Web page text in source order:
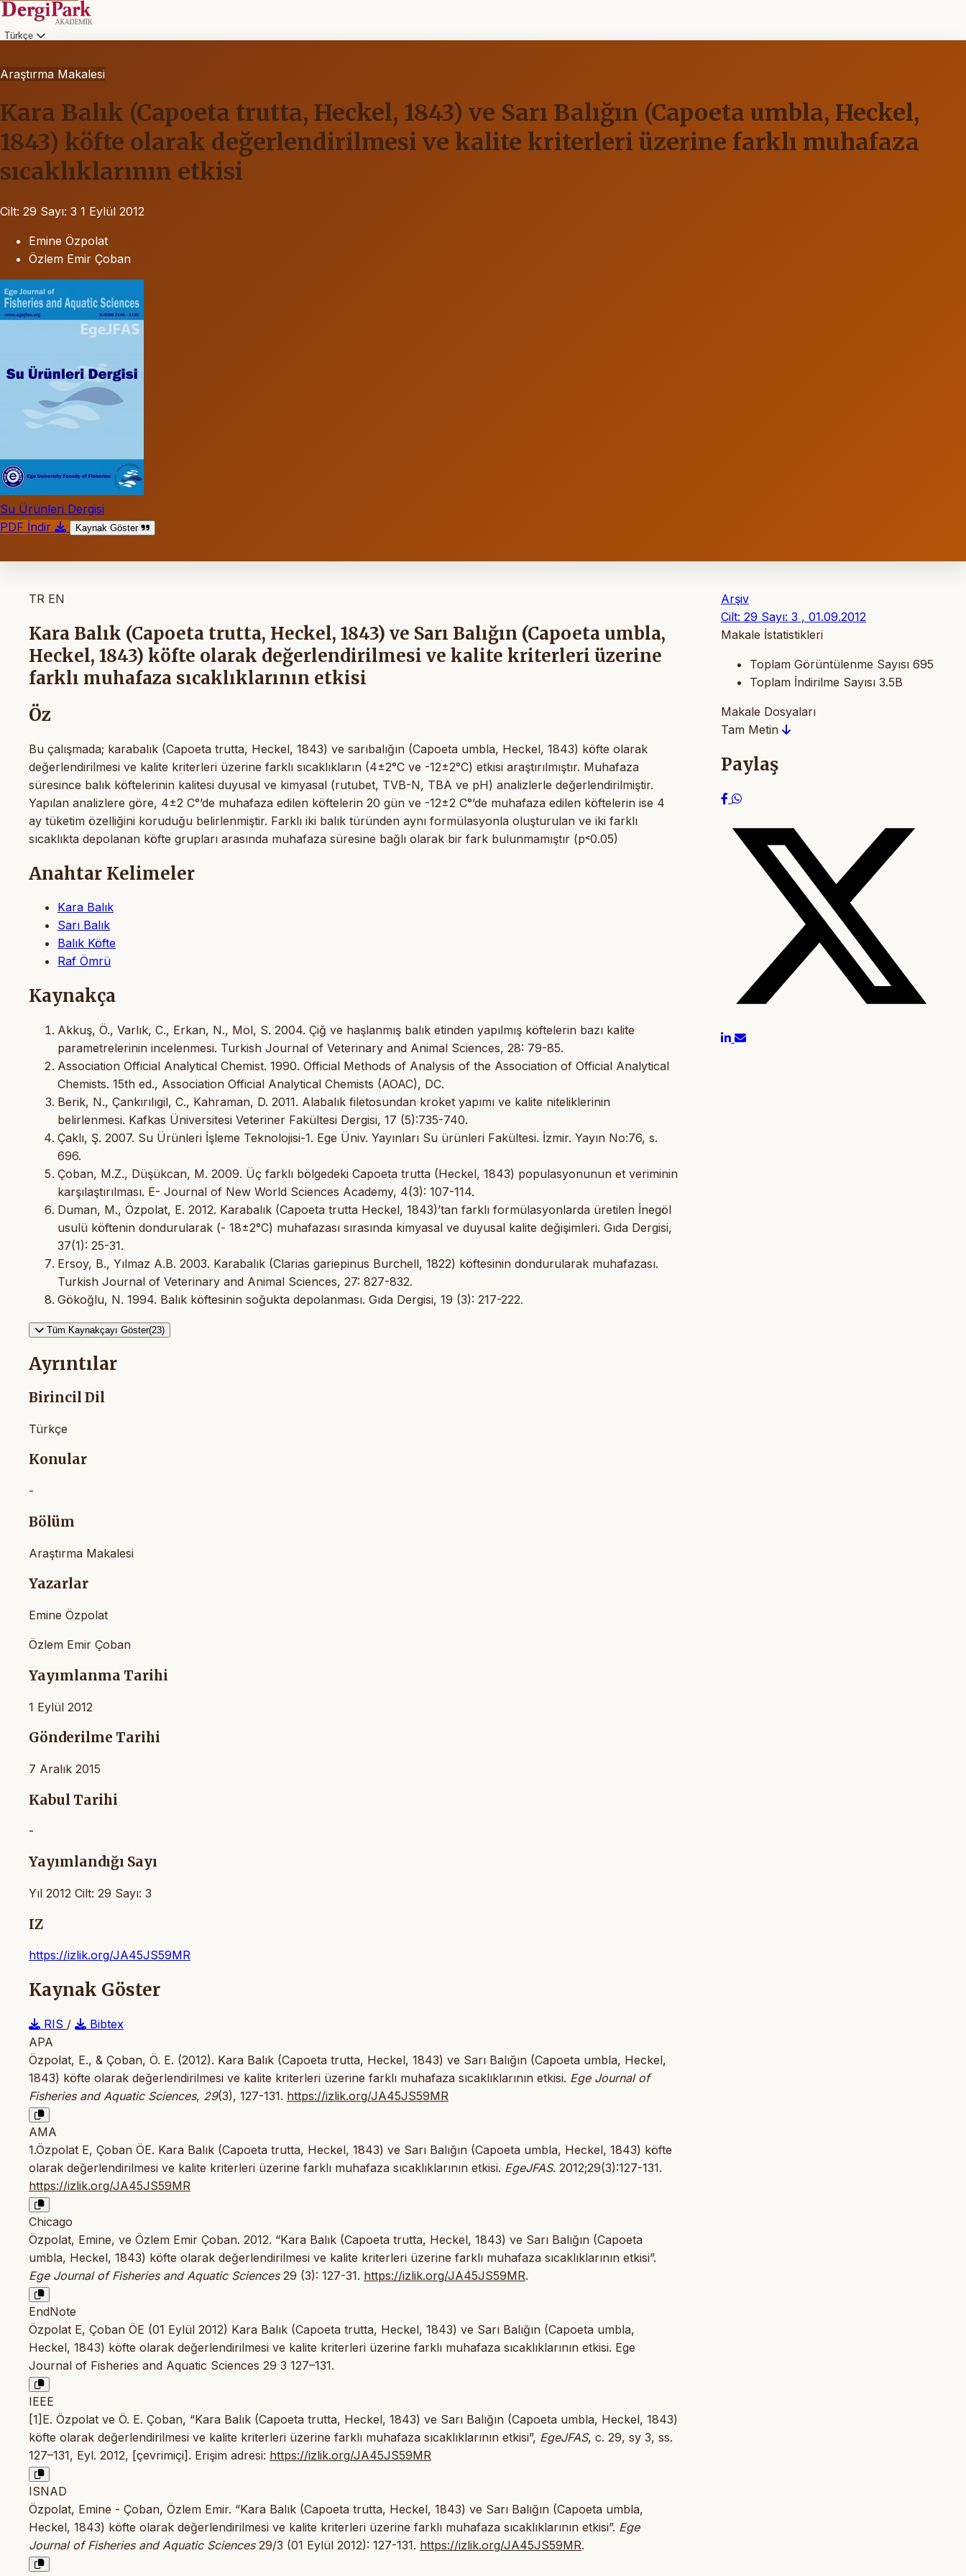
Türkçe
Araştırma Makalesi
Kara Balık (Capoeta trutta, Heckel, 1843) ve Sarı Balığın (Capoeta umbla, Heckel,
1843) köfte olarak değerlendirilmesi ve kalite kriterleri üzerine farklı muhafaza
sıcaklıklarının etkisi
Cilt: 29 Sayı: 3 1 Eylül 2012
Emine Özpolat
Özlem Emir Çoban
Su Ürünleri Dergisi
PDF İndir
Kaynak Göster
TR EN
Kara Balık (Capoeta trutta, Heckel, 1843) ve Sarı Balığın (Capoeta umbla,
Heckel, 1843) köfte olarak değerlendirilmesi ve kalite kriterleri üzerine
farklı muhafaza sıcaklıklarının etkisi
Öz
Bu çalışmada; karabalık (Capoeta trutta, Heckel, 1843) ve sarıbalığın (Capoeta umbla, Heckel, 1843) köfte olarak
değerlendirilmesi ve kalite kriterleri üzerine farklı sıcaklıkların (4±2°C ve -12±2°C) etkisi araştırılmıştır. Muhafaza
süresince balık köftelerinin kalitesi duyusal ve kimyasal (rutubet, TVB-N, TBA ve pH) analizlerle değerlendirilmiştir.
Yapılan analizlere göre, 4±2 C°’de muhafaza edilen köftelerin 20 gün ve -12±2 C°’de muhafaza edilen köftelerin ise 4
ay tüketim özelliğini koruduğu belirlenmiştir. Farklı iki balık türünden aynı formülasyonla oluşturulan ve iki farklı
sıcaklıkta depolanan köfte grupları arasında muhafaza süresine bağlı olarak bir fark bulunmamıştır (p˂0.05)
Anahtar Kelimeler
Kara Balık
Sarı Balık
Balık Köfte
Raf Ömrü
Kaynakça
Akkuş, Ö., Varlık, C., Erkan, N., Mol, S. 2004. Çiğ ve haşlanmış balık etinden yapılmış köftelerin bazı kalite
parametrelerinin incelenmesi. Turkish Journal of Veterinary and Animal Sciences, 28: 79-85.
Association Official Analytical Chemist. 1990. Official Methods of Analysis of the Association of Official Analytical
Chemists. 15th ed., Association Official Analytical Chemists (AOAC), DC.
Berik, N., Çankırılıgil, C., Kahraman, D. 2011. Alabalık filetosundan kroket yapımı ve kalite niteliklerinin
belirlenmesi. Kafkas Üniversitesi Veteriner Fakültesi Dergisi, 17 (5):735-740.
Çaklı, Ş. 2007. Su Ürünleri İşleme Teknolojisi-1. Ege Üniv. Yayınları Su ürünleri Fakültesi. İzmir. Yayın No:76, s.
696.
Çoban, M.Z., Düşükcan, M. 2009. Üç farklı bölgedeki Capoeta trutta (Heckel, 1843) populasyonunun et veriminin
karşılaştırılması. E- Journal of New World Sciences Academy, 4(3): 107-114.
Duman, M., Özpolat, E. 2012. Karabalık (Capoeta trutta Heckel, 1843)’tan farklı formülasyonlarda üretilen İnegöl
usulü köftenin dondurularak (- 18±2°C) muhafazası sırasında kimyasal ve duyusal kalite değişimleri. Gıda Dergisi,
37(1): 25-31.
Ersoy, B., Yılmaz A.B. 2003. Karabalık (Clarias gariepinus Burchell, 1822) köftesinin dondurularak muhafazası.
Turkish Journal of Veterinary and Animal Sciences, 27: 827-832.
Gökoğlu, N. 1994. Balık köftesinin soğukta depolanması. Gıda Dergisi, 19 (3): 217-222.
Tüm Kaynakçayı Göster(23)
Ayrıntılar
Birincil Dil
Türkçe
Konular
-
Bölüm
Araştırma Makalesi
Yazarlar
Emine Özpolat
Özlem Emir Çoban
Yayımlanma Tarihi
1 Eylül 2012
Gönderilme Tarihi
7 Aralık 2015
Kabul Tarihi
-
Yayımlandığı Sayı
Yıl 2012 Cilt: 29 Sayı: 3
IZ
https://izlik.org/JA45JS59MR
Kaynak Göster
RIS /
Bibtex
APA
Özpolat, E., & Çoban, Ö. E. (2012). Kara Balık (Capoeta trutta, Heckel, 1843) ve Sarı Balığın (Capoeta umbla, Heckel,
1843) köfte olarak değerlendirilmesi ve kalite kriterleri üzerine farklı muhafaza sıcaklıklarının etkisi. Ege Journal of
Fisheries and Aquatic Sciences, 29(3), 127-131. https://izlik.org/JA45JS59MR
AMA
1.Özpolat E, Çoban ÖE. Kara Balık (Capoeta trutta, Heckel, 1843) ve Sarı Balığın (Capoeta umbla, Heckel, 1843) köfte
olarak değerlendirilmesi ve kalite kriterleri üzerine farklı muhafaza sıcaklıklarının etkisi. EgeJFAS. 2012;29(3):127-131.
https://izlik.org/JA45JS59MR
Chicago
Özpolat, Emine, ve Özlem Emir Çoban. 2012. “Kara Balık (Capoeta trutta, Heckel, 1843) ve Sarı Balığın (Capoeta
umbla, Heckel, 1843) köfte olarak değerlendirilmesi ve kalite kriterleri üzerine farklı muhafaza sıcaklıklarının etkisi”.
Ege Journal of Fisheries and Aquatic Sciences29 (3): 127-31. https://izlik.org/JA45JS59MR.
EndNote
Özpolat E, Çoban ÖE (01 Eylül 2012) Kara Balık (Capoeta trutta, Heckel, 1843) ve Sarı Balığın (Capoeta umbla,
Heckel, 1843) köfte olarak değerlendirilmesi ve kalite kriterleri üzerine farklı muhafaza sıcaklıklarının etkisi. Ege
Journal of Fisheries and Aquatic Sciences 29 3 127–131.
IEEE
[1]E. Özpolat ve Ö. E. Çoban, “Kara Balık (Capoeta trutta, Heckel, 1843) ve Sarı Balığın (Capoeta umbla, Heckel, 1843)
köfte olarak değerlendirilmesi ve kalite kriterleri üzerine farklı muhafaza sıcaklıklarının etkisi”, EgeJFAS, c. 29, sy 3, ss.
127–131, Eyl. 2012, [çevrimiçi]. Erişim adresi: https://izlik.org/JA45JS59MR
ISNAD
Özpolat, Emine - Çoban, Özlem Emir. “Kara Balık (Capoeta trutta, Heckel, 1843) ve Sarı Balığın (Capoeta umbla,
Heckel, 1843) köfte olarak değerlendirilmesi ve kalite kriterleri üzerine farklı muhafaza sıcaklıklarının etkisi”. Ege
Journal of Fisheries and Aquatic Sciences29/3 (01 Eylül 2012): 127-131. https://izlik.org/JA45JS59MR.
Arşiv
Cilt: 29 Sayı: 3 , 01.09.2012
Makale İstatistikleri
Toplam Görüntülenme Sayısı 695
Toplam İndirilme Sayısı 3.5B
Makale Dosyaları
Tam Metin
Paylaş